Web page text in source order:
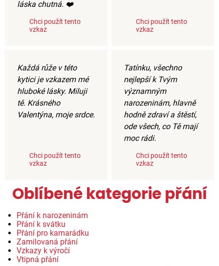
láska chutná. ❤️
Chci použít tento
vzkaz
Chci použít tento
vzkaz
Každá růže v této
kytici je vzkazem mé
hluboké lásky. Miluji
tě. Krásného
Valentýna, moje srdce.
Chci použít tento
vzkaz
Tatínku, všechno
nejlepší k Tvým
významným
narozeninám, hlavně
hodně zdraví a štěstí,
ode všech, co Tě mají
moc rádi.
Chci použít tento
vzkaz
Oblíbené kategorie přání
Přání k narozeninám
Přání k svátku
Přání pro kamarádku
Zamilovaná přání
Vzkazy k výročí
Vtipná přání